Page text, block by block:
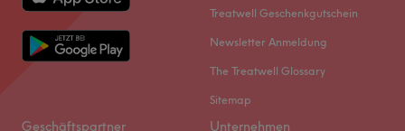
Treatwell Geschenkgutschein
Newsletter Anmeldung
The Treatwell Glossary
Sitemap
Geschäftspartner Unternehmen